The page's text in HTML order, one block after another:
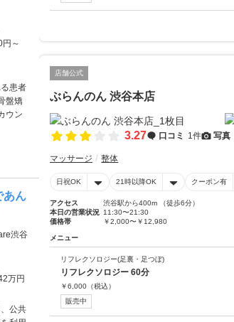
店舗公式
ぶらんのん 渋谷本店
3.27 口コミ 1件 写真
マッサージ 整体
日祝OK 21時以降OK クーポン有
アクセス
渋谷駅から400m （徒歩6分）
本日の営業状況 11:30〜21:30
価格帯
￥2,000〜￥12,980
メニュー
リフレクソロジー(足裏・足つぼ)
リフレクソロジー 60分
￥6,000 （税込）
販売中
円～
患者
盤矯
ウン
あん
渋谷
万円
公共